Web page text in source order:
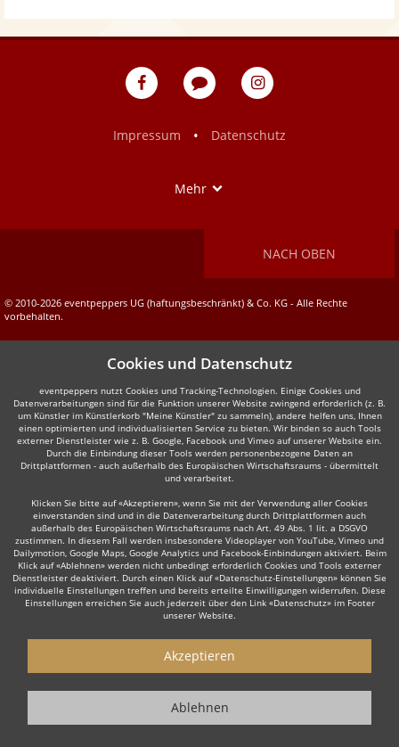
eventpeppers
Blog
eventpeppers
Impressum
• Datenschutz
Mehr
NACH OBEN
© 2010-2026 eventpeppers UG (haftungsbeschränkt) & Co. KG - Alle Rechte
vorbehalten.
Cookies und Datenschutz
eventpeppers nutzt Cookies und Tracking-Technologien. Einige Cookies und
Datenverarbeitungen sind für die Funktion unserer Website zwingend erforderlich (z. B.
um Künstler im Künstlerkorb "Meine Künstler" zu sammeln), andere helfen uns, Ihnen
einen optimierten und individualisierten Service zu bieten. Wir binden so auch Tools
externer Dienstleister wie z. B. Google, Facebook und Vimeo auf unserer Website ein.
Durch die Einbindung dieser Tools werden personenbezogene Daten an
Drittplattformen - auch außerhalb des Europäischen Wirtschaftsraums - übermittelt
und verarbeitet.
Klicken Sie bitte auf «Akzeptieren», wenn Sie mit der Verwendung aller Cookies
einverstanden sind und in die Datenverarbeitung durch Drittplattformen auch
außerhalb des Europäischen Wirtschaftsraums nach Art. 49 Abs. 1 lit. a DSGVO
zustimmen. In diesem Fall werden insbesondere Videoplayer von YouTube, Vimeo und
Dailymotion, Google Maps, Google Analytics und Facebook-Einbindungen aktiviert. Beim
Klick auf «Ablehnen» werden nicht unbedingt erforderlich Cookies und Tools externer
Dienstleister deaktiviert. Durch einen Klick auf «Datenschutz-Einstellungen» können Sie
individuelle Einstellungen treffen und bereits erteilte Einwilligungen widerrufen. Diese
Einstellungen erreichen Sie auch jederzeit über den Link «Datenschutz» im Footer
unserer Website.
Akzeptieren
Ablehnen